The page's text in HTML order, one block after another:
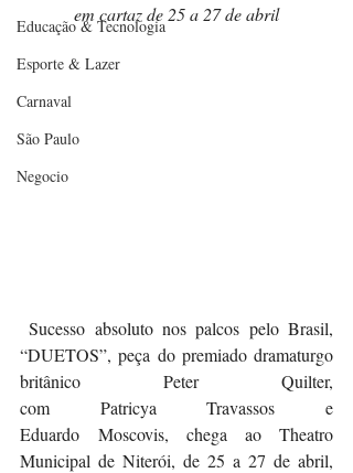
Educação & Tecnologia
Esporte & Lazer
Carnaval
São Paulo
Negocio
em cartaz de 25 a 27 de abril
Sucesso absoluto nos palcos pelo Brasil,
“DUETOS”, peça do premiado dramaturgo
britânico Peter Quilter,
com Patricya Travassos e
Eduardo Moscovis, chega ao Theatro
Municipal de Niterói, de 25 a 27 de abril,